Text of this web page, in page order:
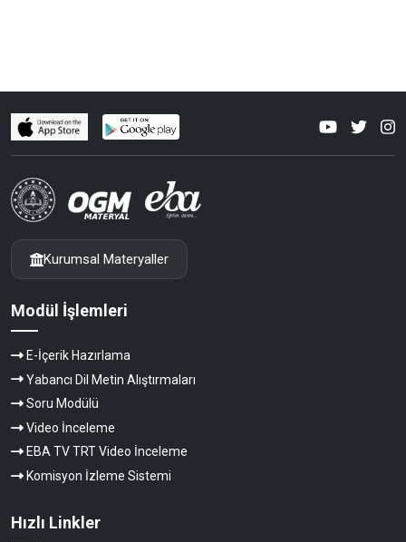
Kurumsal Materyaller
Modül İşlemleri
E-İçerik Hazırlama
Yabancı Dil Metin Alıştırmaları
Soru Modülü
Video İnceleme
EBA TV TRT Video İnceleme
Komisyon İzleme Sistemi
Hızlı Linkler